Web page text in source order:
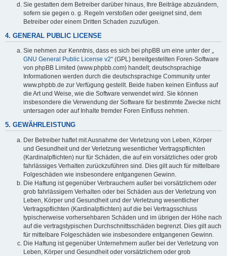
Sie gestatten dem Betreiber darüber hinaus, Ihre Beiträge abzuändern,
sofern sie gegen o. g. Regeln verstoßen oder geeignet sind, dem
Betreiber oder einem Dritten Schaden zuzufügen.
4. GENERAL PUBLIC LICENSE
Sie nehmen zur Kenntnis, dass es sich bei phpBB um eine unter der „
GNU General Public License v2“ (GPL) bereitgestellten Foren-Software
von phpBB Limited (www.phpbb.com) handelt; deutschsprachige
Informationen werden durch die deutschsprachige Community unter
www.phpbb.de zur Verfügung gestellt. Beide haben keinen Einfluss auf
die Art und Weise, wie die Software verwendet wird. Sie können
insbesondere die Verwendung der Software für bestimmte Zwecke nicht
untersagen oder auf Inhalte fremder Foren Einfluss nehmen.
5. GEWÄHRLEISTUNG
Der Betreiber haftet mit Ausnahme der Verletzung von Leben, Körper
und Gesundheit und der Verletzung wesentlicher Vertragspflichten
(Kardinalpflichten) nur für Schäden, die auf ein vorsätzliches oder grob
fahrlässiges Verhalten zurückzuführen sind. Dies gilt auch für mittelbare
Folgeschäden wie insbesondere entgangenen Gewinn.
Die Haftung ist gegenüber Verbrauchern außer bei vorsätzlichem oder
grob fahrlässigem Verhalten oder bei Schäden aus der Verletzung von
Leben, Körper und Gesundheit und der Verletzung wesentlicher
Vertragspflichten (Kardinalpflichten) auf die bei Vertragsschluss
typischerweise vorhersehbaren Schäden und im übrigen der Höhe nach
auf die vertragstypischen Durchschnittsschäden begrenzt. Dies gilt auch
für mittelbare Folgeschäden wie insbesondere entgangenen Gewinn.
Die Haftung ist gegenüber Unternehmern außer bei der Verletzung von
Leben, Körper und Gesundheit oder vorsätzlichem oder grob